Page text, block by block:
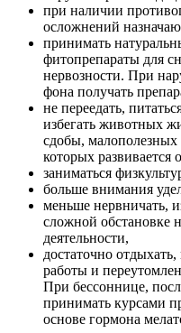
при наличии
осложнений
принимать
фитопрепараты для
нервозности. При
фона получать
не переедать,
избегать животных
сдобы,
которых развивается
заниматься
больше внимания
меньше нервничать,
сложной обстановке
деятельности,
достаточно
работы и
При бессоннице,
принимать курсами
основе гормона